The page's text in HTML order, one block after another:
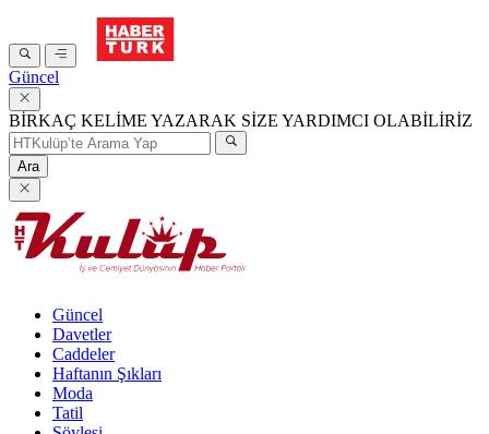
Güncel
BİRKAÇ KELİME YAZARAK SİZE YARDIMCI OLABİLİRİZ
Ara
Güncel
Davetler
Caddeler
Haftanın Şıkları
Moda
Tatil